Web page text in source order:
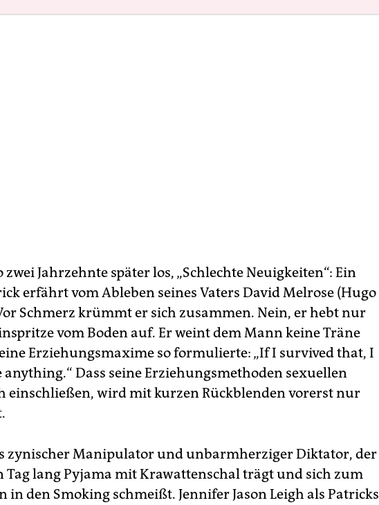
zwei Jahrzehnte später los, „Schlechte Neuigkeiten“: Ein
erfährt vom Ableben seines Vaters David Melrose (Hugo
Schmerz krümmt er sich zusammen. Nein, er hebt nur
vom Boden auf. Er weint dem Mann keine Träne
Erziehungsmaxime so formulierte: „If I survived that, I
anything.“ Dass seine Erziehungsmethoden sexuellen
einschließen, wird mit kurzen Rückblenden vorerst nur
zynischer Manipulator und unbarmherziger Diktator, der
Tag lang Pyjama mit Krawattenschal trägt und sich zum
in den Smoking schmeißt. Jennifer Jason Leigh als Patricks